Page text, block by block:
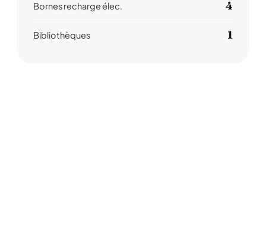
Bornes recharge élec. 4
Bibliothèques 1